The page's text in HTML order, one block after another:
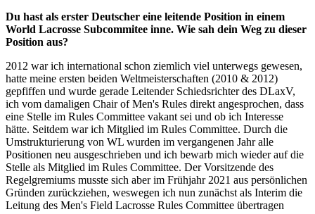
Du hast als erster Deutscher eine leitende Position in einem
World Lacrosse Subcommitee inne. Wie sah dein Weg zu dieser
Position aus?
2012 war ich international schon ziemlich viel unterwegs gewesen,
hatte meine ersten beiden Weltmeisterschaften (2010 & 2012)
gepfiffen und wurde gerade Leitender Schiedsrichter des DLaxV,
ich vom damaligen Chair of Men's Rules direkt angesprochen, dass
eine Stelle im Rules Committee vakant sei und ob ich Interesse
hätte. Seitdem war ich Mitglied im Rules Committee. Durch die
Umstrukturierung von WL wurden im vergangenen Jahr alle
Positionen neu ausgeschrieben und ich bewarb mich wieder auf die
Stelle als Mitglied im Rules Committee. Der Vorsitzende des
Regelgremiums musste sich aber im Frühjahr 2021 aus persönlichen
Gründen zurückziehen, weswegen ich nun zunächst als Interim die
Leitung des Men's Field Lacrosse Rules Committee übertragen